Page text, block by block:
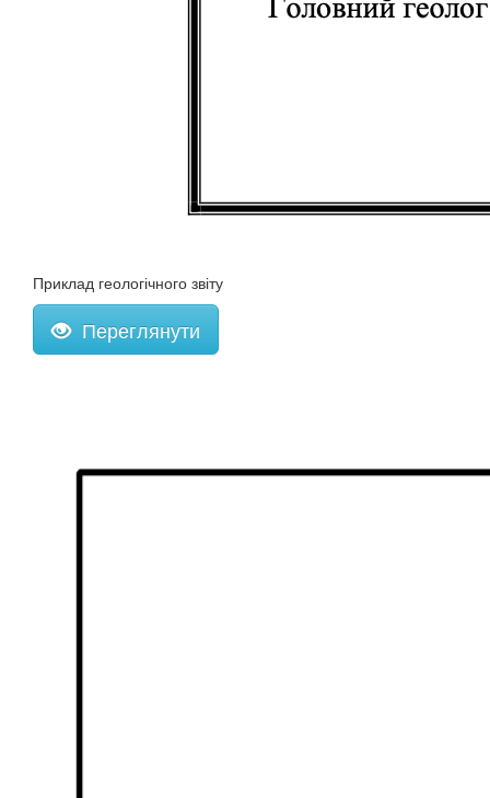
Приклад геологічного звіту
Переглянути